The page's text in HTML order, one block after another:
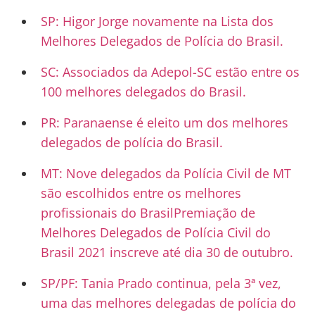
SP: Higor Jorge novamente na Lista dos
Melhores Delegados de Polícia do Brasil.
SC: Associados da Adepol-SC estão entre os
100 melhores delegados do Brasil.
PR: Paranaense é eleito um dos melhores
delegados de polícia do Brasil.
MT: Nove delegados da Polícia Civil de MT
são escolhidos entre os melhores
profissionais do BrasilPremiação de
Melhores Delegados de Polícia Civil do
Brasil 2021 inscreve até dia 30 de outubro.
SP/PF: Tania Prado continua, pela 3ª vez,
uma das melhores delegadas de polícia do